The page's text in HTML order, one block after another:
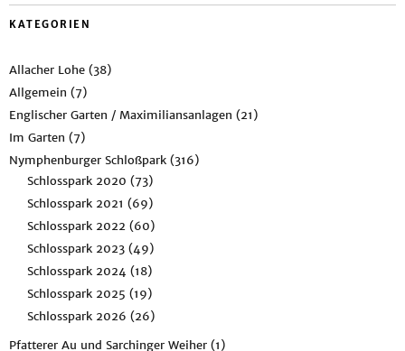
KATEGORIEN
Allacher Lohe (38)
Allgemein (7)
Englischer Garten / Maximiliansanlagen (21)
Im Garten (7)
Nymphenburger Schloßpark (316)
Schlosspark 2020 (73)
Schlosspark 2021 (69)
Schlosspark 2022 (60)
Schlosspark 2023 (49)
Schlosspark 2024 (18)
Schlosspark 2025 (19)
Schlosspark 2026 (26)
Pfatterer Au und Sarchinger Weiher (1)